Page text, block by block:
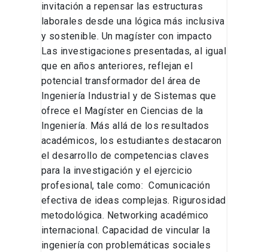
invitación a repensar las estructuras
laborales desde una lógica más inclusiva
y sostenible. Un magíster con impacto
Las investigaciones presentadas, al igual
que en años anteriores, reflejan el
potencial transformador del área de
Ingeniería Industrial y de Sistemas que
ofrece el Magíster en Ciencias de la
Ingeniería. Más allá de los resultados
académicos, los estudiantes destacaron
el desarrollo de competencias claves
para la investigación y el ejercicio
profesional, tale como: Comunicación
efectiva de ideas complejas. Rigurosidad
metodológica. Networking académico
internacional. Capacidad de vincular la
ingeniería con problemáticas sociales